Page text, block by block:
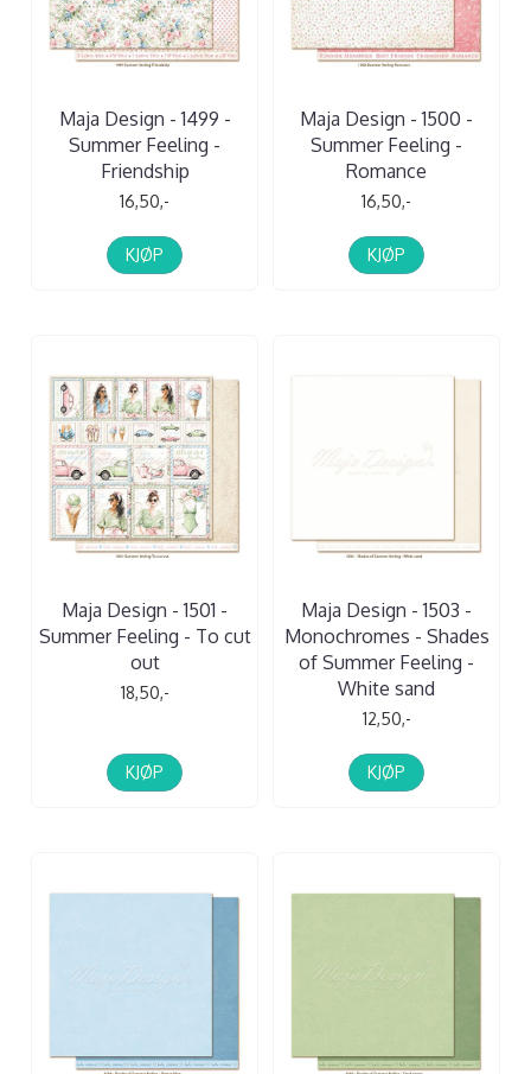
Maja Design - 1499 -
Summer Feeling -
Friendship
16,50,-
KJØP
Maja Design - 1500 -
Summer Feeling -
Romance
16,50,-
KJØP
Maja Design - 1501 -
Summer Feeling - To cut
out
18,50,-
KJØP
Maja Design - 1503 -
Monochromes - Shades
of Summer Feeling -
White sand
12,50,-
KJØP